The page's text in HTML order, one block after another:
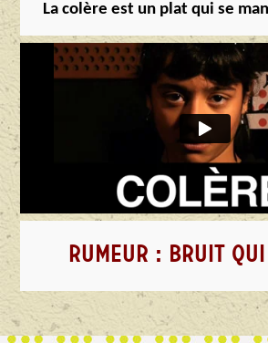
La colère est un plat qui se
RUMEUR : BRUIT